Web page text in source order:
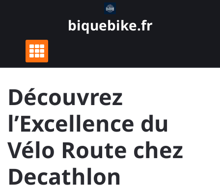
biquebike.fr
Découvrez
l’Excellence du
Vélo Route chez
Decathlon